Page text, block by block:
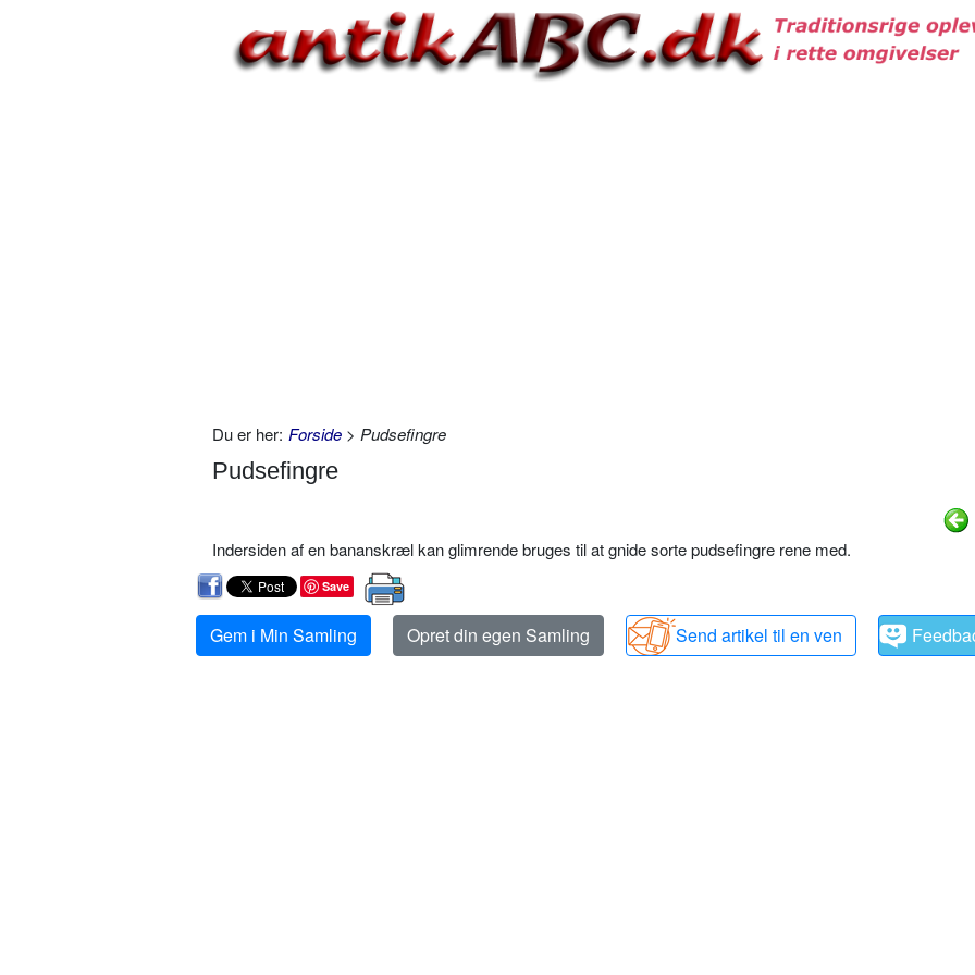
Du er her: Forside > Pudsefingre
Pudsefingre
Indersiden af en bananskræl kan glimrende bruges til at gnide sorte pudsefingre rene med.
Save
Gem i Min Samling Opret din egen Samling Send artikel til en ven